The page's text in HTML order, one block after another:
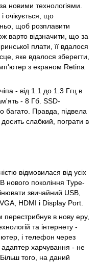
новими технологіями.
очікується, що
щоб розплавити
варто відзначити, що за
плати, її вдалося
яке вдалося зберегти,
з екраном Retina
- від 1.1 до 1.3 Ггц в
- 8 Гб. SSD-
багато. Правда, підвела
слабкий, пограти в
відмовилася від усіх
нового покоління Type-
звичайний USB,
HDMI і Display Port.
в нову еру,
та інтернету -
і телефон через
адаптер харчування - не
того, на даний